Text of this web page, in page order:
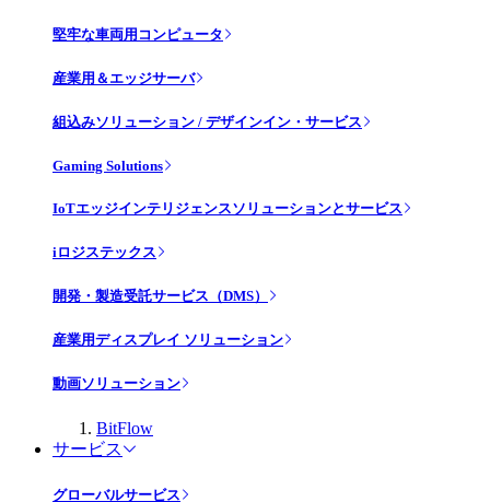
堅牢な車両用コンピュータ
産業用＆エッジサーバ
組込みソリューション / デザインイン・サービス
Gaming Solutions
IoTエッジインテリジェンスソリューションとサービス
iロジステックス
開発・製造受託サービス（DMS）
産業用ディスプレイ ソリューション
動画ソリューション
BitFlow
サービス
グローバルサービス